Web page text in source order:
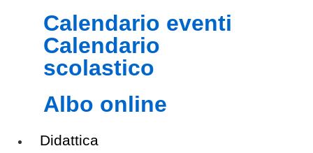
calendario eventi
calendario
scolastico
albo online
Didattica